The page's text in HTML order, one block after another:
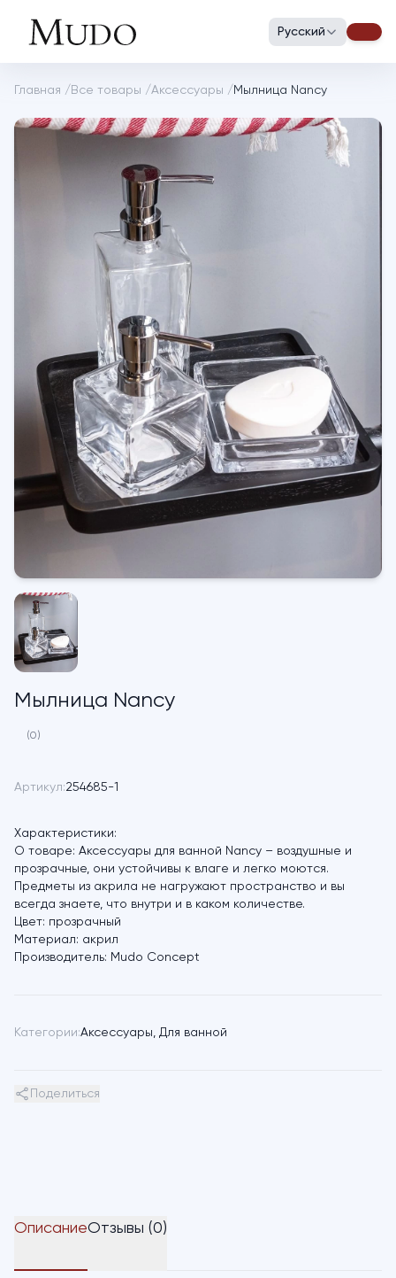
Русский
Главная / Все товары /Аксессуары / Мылница Nancy
Мылница Nancy
(0)
Артикул:254685-1
Характеристики:
О товаре: Аксессуары для ванной Nancy – воздушные и
прозрачные, они устойчивы к влаге и легко моются.
Предметы из акрила не нагружают пространство и вы
всегда знаете, что внутри и в каком количестве.
Цвет: прозрачный
Материал: акрил
Производитель: Mudo Concept
Категории:Аксессуары, Для ванной
Поделиться
ОписаниеОтзывы (0)